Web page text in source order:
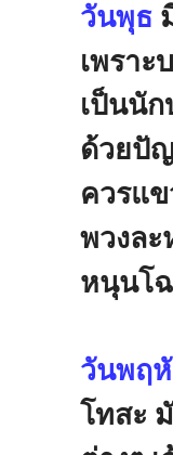
วันพุธ
เพราะ
เป็นนั
ด้วยปั
ควรแ
พวงละ
หนุนโ
วันพฤ
โทสะ